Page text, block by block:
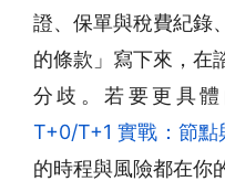
證、保單與稅費紀錄
的條款」寫下來，在
分歧。若要更具
T+0/T+1 實戰：節點
的時程與風險都在你